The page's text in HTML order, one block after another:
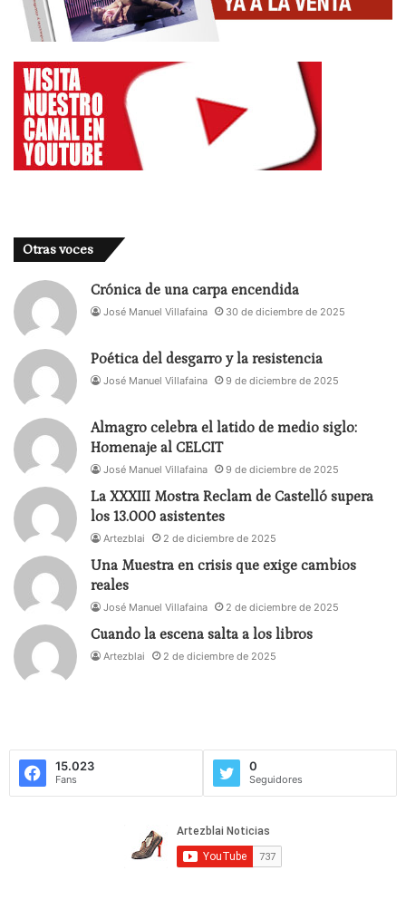
Otras voces
Crónica de una carpa encendida
José Manuel Villafaina 30 de diciembre de 2025
Poética del desgarro y la resistencia
José Manuel Villafaina 9 de diciembre de 2025
Almagro celebra el latido de medio siglo:
Homenaje al CELCIT
José Manuel Villafaina 9 de diciembre de 2025
La XXXIII Mostra Reclam de Castelló supera
los 13.000 asistentes
Artezblai 2 de diciembre de 2025
Una Muestra en crisis que exige cambios
reales
José Manuel Villafaina 2 de diciembre de 2025
Cuando la escena salta a los libros
Artezblai 2 de diciembre de 2025
15.023
Fans
0
Seguidores